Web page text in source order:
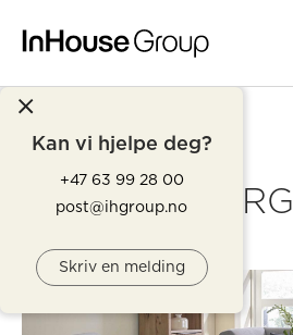
Kan vi hjelpe deg?
+47 63 99 28 00
post@ihgroup.no
Skriv en melding
BERG